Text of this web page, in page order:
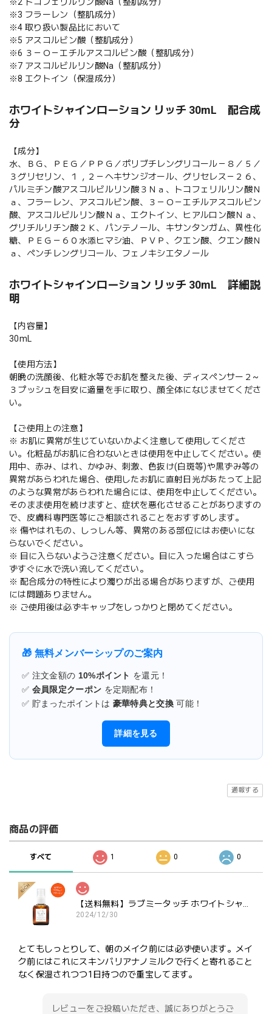
※3 フラーレン（整肌成分）
※4 取り扱い製品比において
※5 アスコルビン酸（整肌成分）
※6 ３－Ｏ－エチルアスコルビン酸（整肌成分）
※7 アスコルビルリン酸Na（整肌成分）
※8 エクトイン（保湿成分）
ホワイトシャインローション リッチ 30mL 配合成
分
【成分】
水、ＢＧ、ＰＥＧ／ＰＰＧ／ポリブチレングリコール－８／５／
３グリセリン、１，２－ヘキサンジオール、グリセレス－２６、
パルミチン酸アスコルビルリン酸３Ｎａ、トコフェリルリン酸Ｎ
ａ、フラーレン、アスコルビン酸、３－Ｏ－エチルアスコルビン
酸、アスコルビルリン酸Ｎａ、エクトイン、ヒアルロン酸Ｎａ、
グリチルリチン酸２Ｋ、パンテノール、キサンタンガム、異性化
糖、ＰＥＧ－６０水添ヒマシ油、ＰＶＰ、クエン酸、クエン酸Ｎ
ａ、ペンチレングリコール、フェノキシエタノール
ホワイトシャインローション リッチ 30mL 詳細説
明
【内容量】
30mL
【使用方法】
朝晩の洗顔後、化粧水等でお肌を整えた後、ディスペンサー２~
３プッシュを目安に適量を手に取り、顔全体になじませてくださ
い。
【ご使用上の注意】
※ お肌に異常が生じていないかよく注意して使用してくださ
い。化粧品がお肌に合わないときは使用を中止してください。使
用中、赤み、はれ、かゆみ、刺激、色抜け(白斑等)や黒ずみ等の
異常があらわれた場合、使用したお肌に直射日光があたって上記
のような異常があらわれた場合には、使用を中止してください。
そのまま使用を続けますと、症状を悪化させることがありますの
で、皮膚科専門医等にご相談されることをおすすめします。
※ 傷やはれもの、しっしん等、異常のある部位にはお使いにな
らないでください。
※ 目に入らないようご注意ください。目に入った場合はこすら
ずすぐに水で洗い流してください。
※ 配合成分の特性により濁りが出る場合がありますが、ご使用
には問題ありません。
※ ご使用後は必ずキャップをしっかりと閉めてください。
🎁 無料メンバーシップのご案内
✅ 注文金額の 10%ポイント を還元！
✅ 会員限定クーポン を定期配布！
✅ 貯まったポイントは 豪華特典と交換 可能！
詳細を見る
通報する
商品の評価
すべて 1 0 0
2024/12/30
とてもしっとりして、朝のメイク前には必ず使います。メイ
ク前にはこれにスキンバリアナノミルクで行くと寄れること
なく保湿されつつ1日持つので重宝してます。
レビューをご投稿いただき、誠にありがとうご